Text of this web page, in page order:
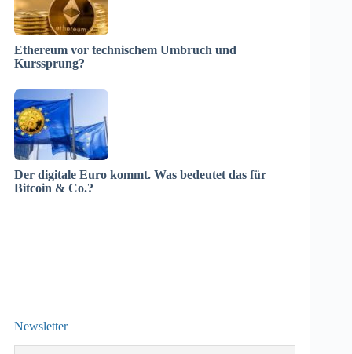
Ethereum vor technischem Umbruch und
Kurssprung?
Der digitale Euro kommt. Was bedeutet das für
Bitcoin & Co.?
Newsletter